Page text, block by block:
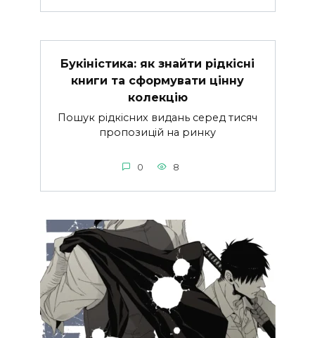
Букіністика: як знайти рідкісні
книги та сформувати цінну
колекцію
Пошук рідкісних видань серед тисяч
пропозицій на ринку
0 8